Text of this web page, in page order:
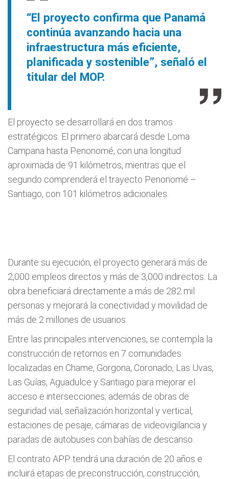
“El proyecto confirma que Panamá
continúa avanzando hacia una
infraestructura más eficiente,
planificada y sostenible”, señaló el
titular del MOP.
El proyecto se desarrollará en dos tramos
estratégicos. El primero abarcará desde Loma
Campana hasta Penonomé, con una longitud
aproximada de 91 kilómetros, mientras que el
segundo comprenderá el trayecto Penonomé –
Santiago, con 101 kilómetros adicionales.
Durante su ejecución, el proyecto generará más de
2,000 empleos directos y más de 3,000 indirectos. La
obra beneficiará directamente a más de 282 mil
personas y mejorará la conectividad y movilidad de
más de 2 millones de usuarios.
Entre las principales intervenciones, se contempla la
construcción de retornos en 7 comunidades
localizadas en Chame, Gorgona, Coronado, Las Uvas,
Las Guías, Aguadulce y Santiago para mejorar el
acceso e intersecciones; además de obras de
seguridad vial, señalización horizontal y vertical,
estaciones de pesaje, cámaras de videovigilancia y
paradas de autobuses con bahías de descanso.
El contrato APP tendrá una duración de 20 años e
incluirá etapas de preconstrucción, construcción,